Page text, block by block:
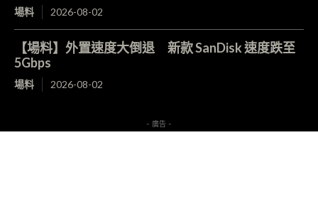
場料 2026-08-02
【場料】外置速度大倒退 新款 SanDisk 速度跌至
5Gbps
場料 2026-08-02
- 廣告 -